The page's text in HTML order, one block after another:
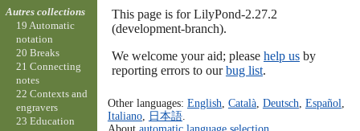
This page is for LilyPond-2.27.2
(development-branch).
We welcome your aid; please help usby
reporting errors to ourbug list.
Other languages: English Català, Deutsch Español
Italiano, 日本語.
About automatic language selection
Autres collections
19 Automatic
notation
20 Breaks
21 Connecting
notes
22 Contexts and
engravers
23 Education